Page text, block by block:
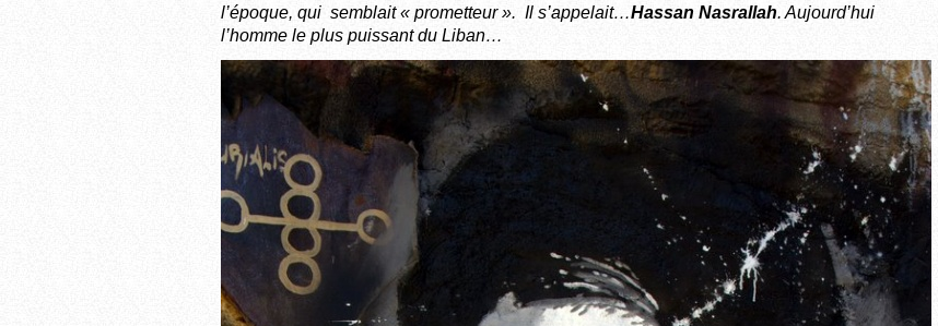
l’époque, qui semblait « prometteur ». Il s’appelait…Hassan Nasrallah. Aujourd’hui
l’homme le plus puissant du Liban…